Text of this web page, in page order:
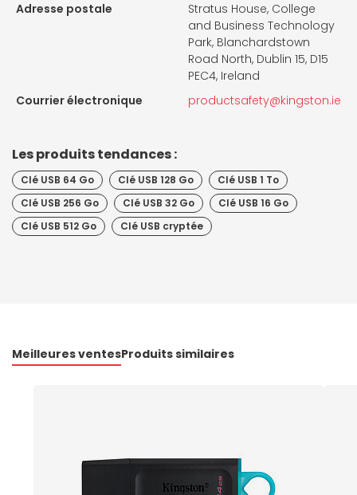
Adresse postale
Stratus House, College
and Business Technology
Park, Blanchardstown
Road North, Dublin 15, D15
PEC4, Ireland
Courrier électronique
productsafety@kingston.ie
Les produits tendances :
Clé USB 64 Go Clé USB 128 Go
Clé USB 1 To
Clé USB 256 Go
Clé USB 32 Go
Clé USB 16 Go
Clé USB 512 Go
Clé USB cryptée
Meilleures ventesProduits similaires